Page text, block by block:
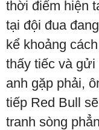
thời điểm hiện
tại đội đua
kể khoảng
thấy tiếc và
anh gặp phải,
tiếp Red Bull
tranh sòng